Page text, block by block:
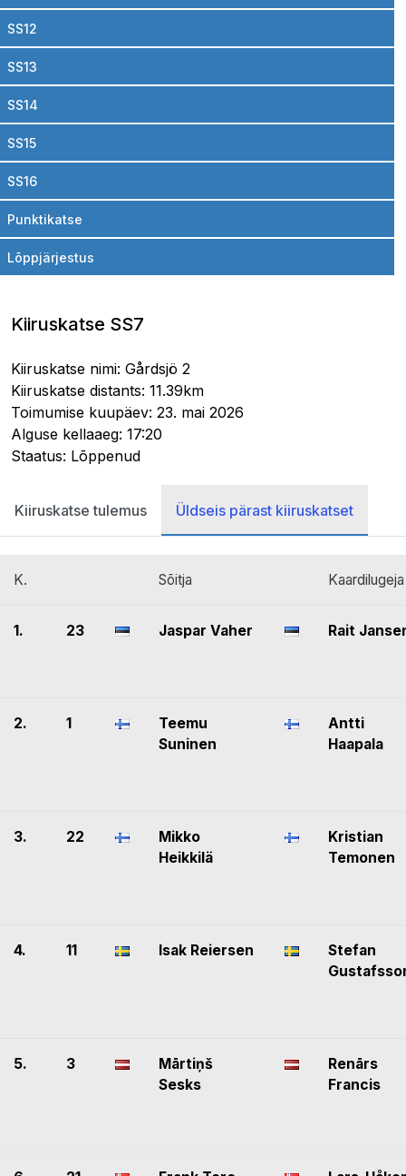
SS12
SS13
SS14
SS15
SS16
Punktikatse
Lõppjärjestus
Kiiruskatse SS7
Kiiruskatse nimi: Gårdsjö 2
Kiiruskatse distants: 11.39km
Toimumise kuupäev: 23. mai 2026
Alguse kellaaeg: 17:20
Staatus: Lõppenud
Kiiruskatse tulemus Üldseis pärast kiiruskatset
K. Sõitja Kaardilugeja
1. 23 Jaspar Vaher Rait
2. 1
Teemu
Suninen
Antti
Haapala
3. 22
Mikko
Heikkilä
Kristian
Temonen
4. 11 Isak Reiersen
Stefan
5. 3
Mārtiņš
Sesks
Renārs
Francis